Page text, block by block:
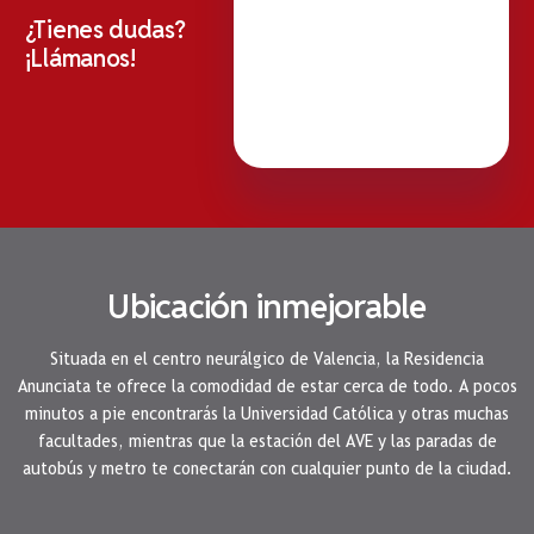
¿Tienes dudas?
¡Llámanos!
Ubicación inmejorable
Situada en el centro neurálgico de Valencia, la Residencia
Anunciata te ofrece la comodidad de estar cerca de todo. A pocos
minutos a pie encontrarás la Universidad Católica y otras muchas
facultades, mientras que la estación del AVE y las paradas de
autobús y metro te conectarán con cualquier punto de la ciudad.